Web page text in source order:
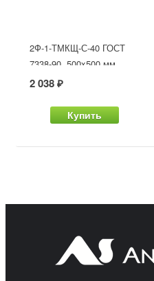
2Ф-1-ТМКЩ-С-40 ГОСТ
7338-90, 500x500 мм
2 038 ₽
Купить